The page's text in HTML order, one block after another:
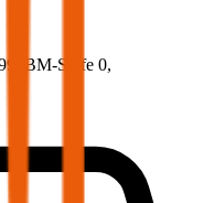
BM-Stufe 0,